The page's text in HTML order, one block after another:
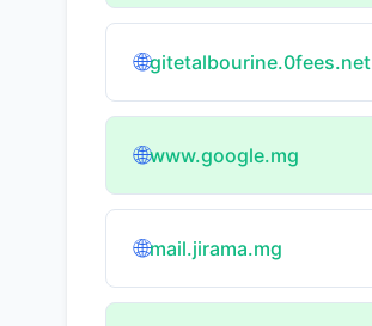
🌐gitetalbourine.0fees.net
🌐www.google.mg
🌐mail.jirama.mg